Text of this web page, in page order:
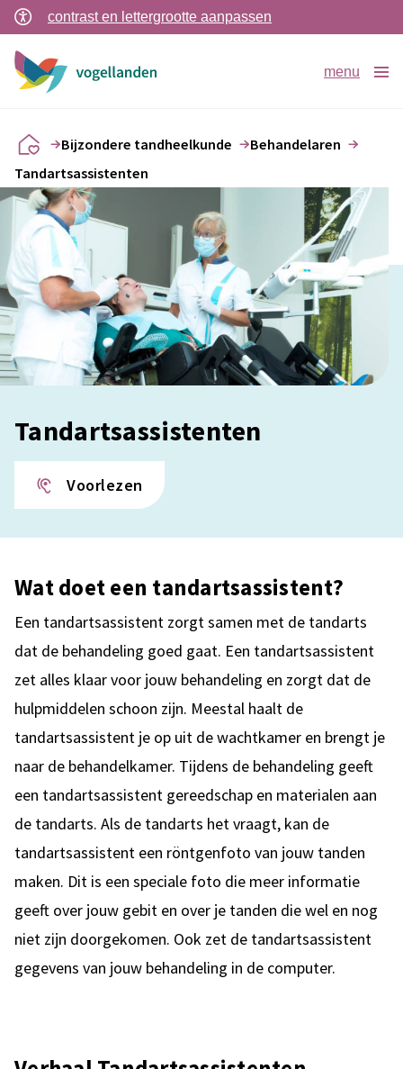
contrast en lettergrootte aanpassen
menu
Bijzondere tandheelkunde
Behandelaren
Tandartsassistenten
Tandartsassistenten
Voorlezen
Wat doet een tandartsassistent?
Een tandartsassistent zorgt samen met de tandarts
dat de behandeling goed gaat. Een tandartsassistent
zet alles klaar voor jouw behandeling en zorgt dat de
hulpmiddelen schoon zijn. Meestal haalt de
tandartsassistent je op uit de wachtkamer en brengt je
naar de behandelkamer. Tijdens de behandeling geeft
een tandartsassistent gereedschap en materialen aan
de tandarts. Als de tandarts het vraagt, kan de
tandartsassistent een röntgenfoto van jouw tanden
maken. Dit is een speciale foto die meer informatie
geeft over jouw gebit en over je tanden die wel en nog
niet zijn doorgekomen. Ook zet de tandartsassistent
gegevens van jouw behandeling in de computer.